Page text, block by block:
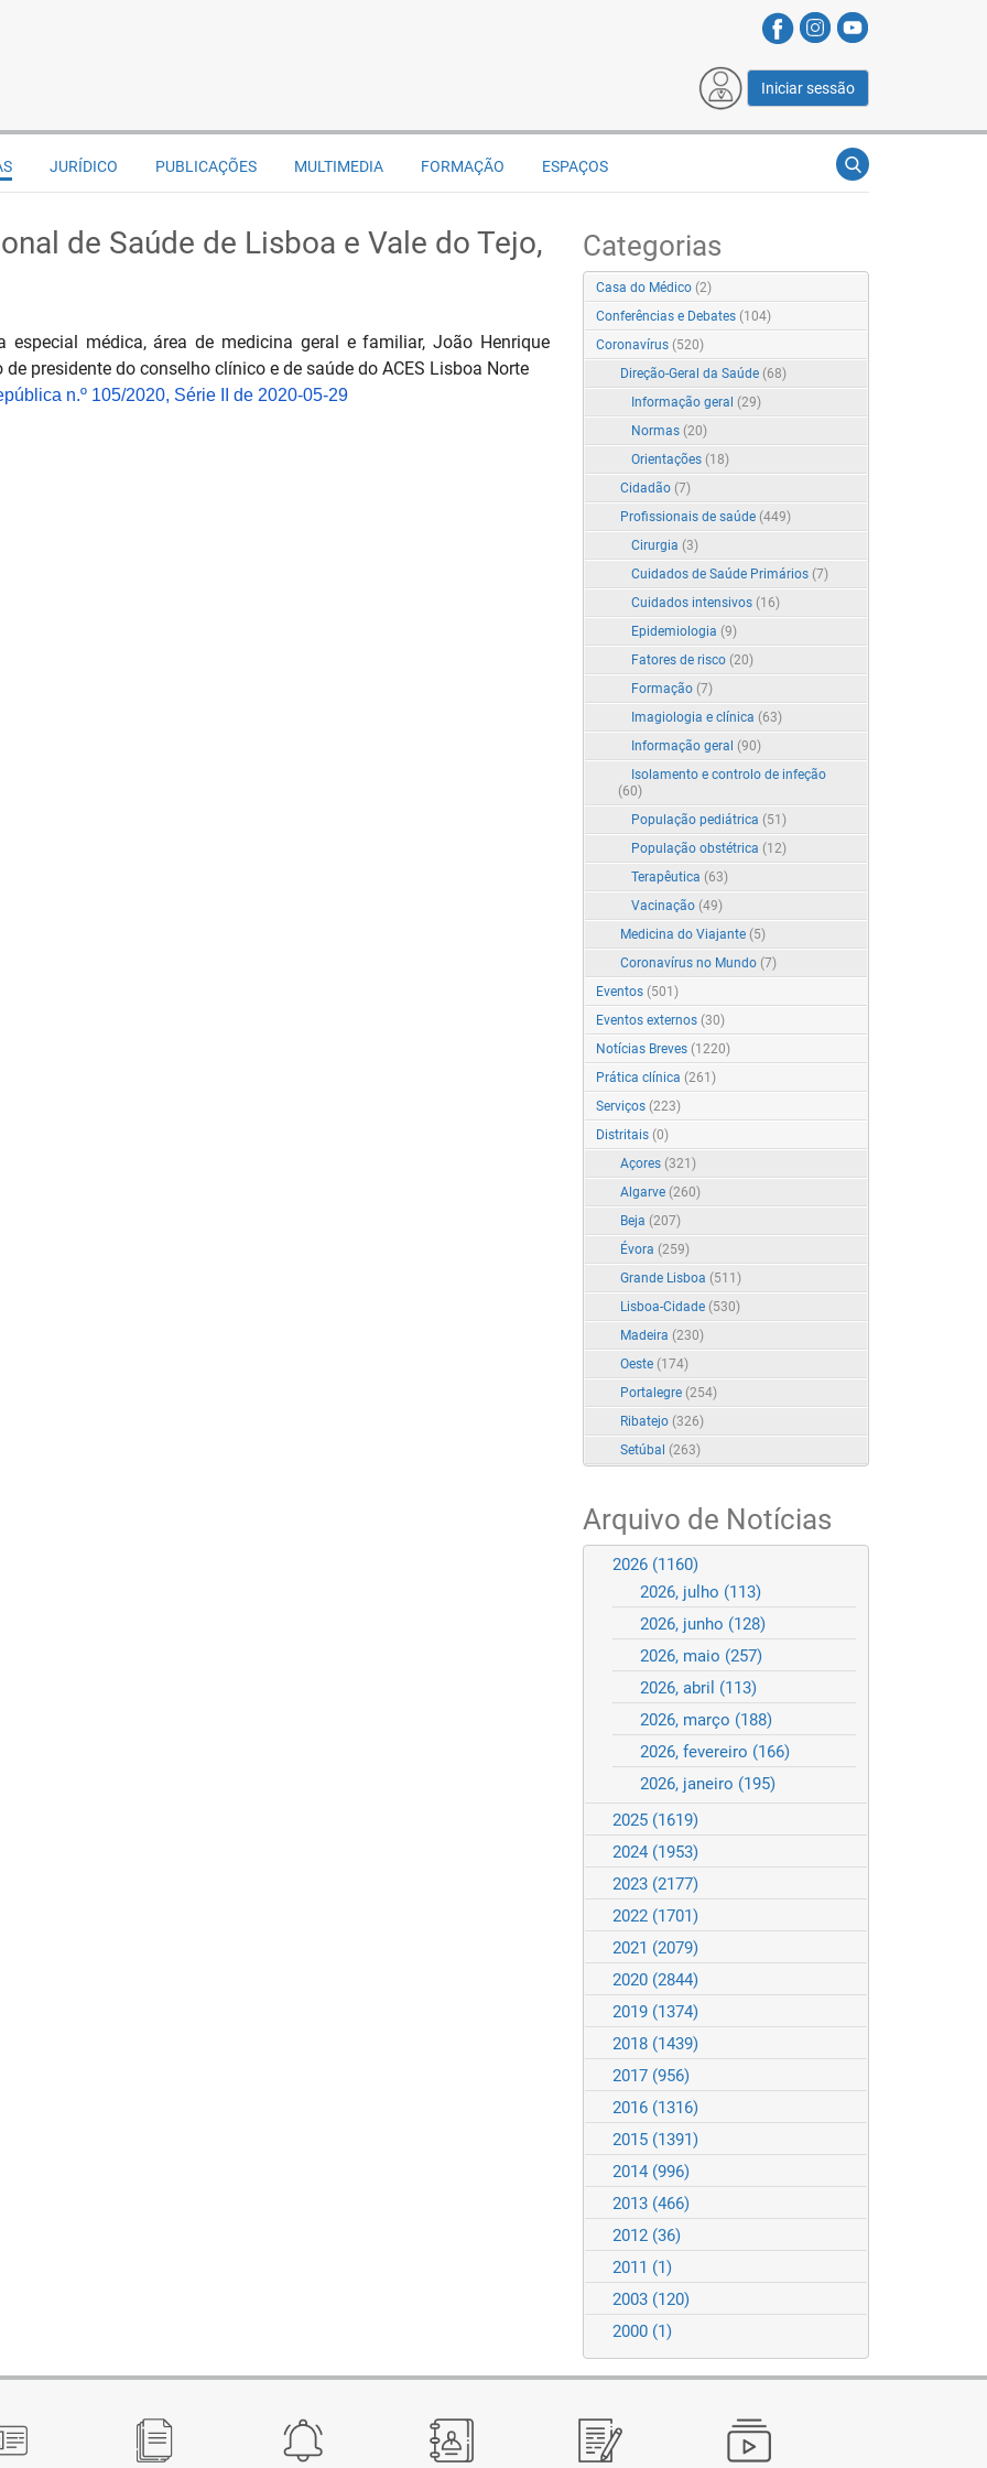
Iniciar sessão
JURÍDICO PUBLICAÇÕES MULTIMEDIA FORMAÇÃO ESPAÇOS
de Saúde de Lisboa e Vale do Tejo,
especial médica, área de medicina geral e familiar, João Henrique
presidente do conselho clínico e de saúde do ACES Lisboa Norte
n.º 105/2020, Série II de 2020-05-29
Categorias
Casa do Médico (2)
Conferências e Debates (104)
Coronavírus (520)
Direção-Geral da Saúde (68)
Informação geral (29)
Normas (20)
Orientações (18)
Cidadão (7)
Profissionais de saúde (449)
Cirurgia (3)
Cuidados de Saúde Primários (7)
Cuidados intensivos (16)
Epidemiologia (9)
Fatores de risco (20)
Formação (7)
Imagiologia e clínica (63)
Informação geral (90)
Isolamento e controlo de infeção
(60)
População pediátrica (51)
População obstétrica (12)
Terapêutica (63)
Vacinação (49)
Medicina do Viajante (5)
Coronavírus no Mundo (7)
Eventos (501)
Eventos externos (30)
Notícias Breves (1220)
Prática clínica (261)
Serviços (223)
Distritais (0)
Açores (321)
Algarve (260)
Beja (207)
Évora (259)
Grande Lisboa (511)
Lisboa-Cidade (530)
Madeira (230)
Oeste (174)
Portalegre (254)
Ribatejo (326)
Setúbal (263)
Arquivo de Notícias
2026 (1160)
2026, julho (113)
2026, junho (128)
2026, maio (257)
2026, abril (113)
2026, março (188)
2026, fevereiro (166)
2026, janeiro (195)
2025 (1619)
2024 (1953)
2023 (2177)
2022 (1701)
2021 (2079)
2020 (2844)
2019 (1374)
2018 (1439)
2017 (956)
2016 (1316)
2015 (1391)
2014 (996)
2013 (466)
2012 (36)
2011 (1)
2003 (120)
2000 (1)